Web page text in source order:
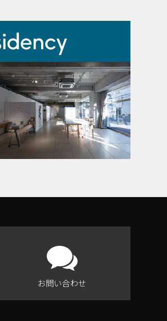
お問い合わせ